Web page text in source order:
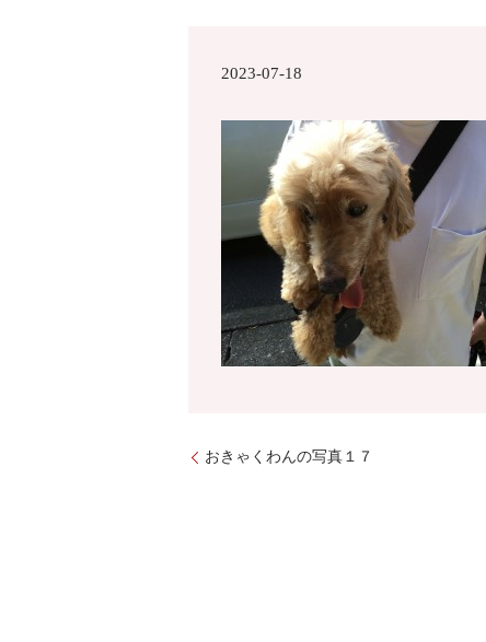
2023-07-18
おきゃくわんの写真１７